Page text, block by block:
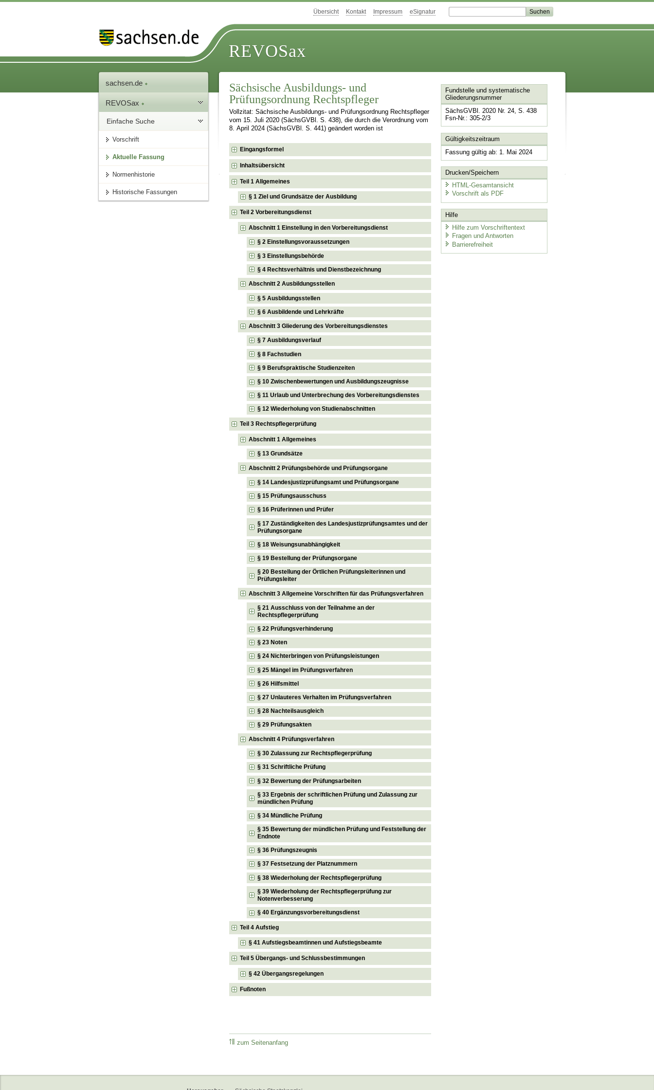
Übersicht Kontakt Impressum eSignatur
REVOSax
sachsen.de
REVOSax
Einfache Suche
Vorschrift
Aktuelle Fassung
Normenhistorie
Historische Fassungen
Sächsische Ausbildungs- und
Prüfungsordnung Rechtspfleger
Vollzitat: Sächsische Ausbildungs- und Prüfungsordnung Rechtspfleger
vom 15. Juli 2020 (SächsGVBl. S. 438), die durch die Verordnung vom
8. April 2024 (SächsGVBl. S. 441) geändert worden ist
Eingangsformel
Inhaltsübersicht
Teil 1 Allgemeines
§ 1 Ziel und Grundsätze der Ausbildung
Teil 2 Vorbereitungsdienst
Abschnitt 1 Einstellung in den Vorbereitungsdienst
§ 2 Einstellungsvoraussetzungen
§ 3 Einstellungsbehörde
§ 4 Rechtsverhältnis und Dienstbezeichnung
Abschnitt 2 Ausbildungsstellen
§ 5 Ausbildungsstellen
§ 6 Ausbildende und Lehrkräfte
Abschnitt 3 Gliederung des Vorbereitungsdienstes
§ 7 Ausbildungsverlauf
§ 8 Fachstudien
§ 9 Berufspraktische Studienzeiten
§ 10 Zwischenbewertungen und Ausbildungszeugnisse
§ 11 Urlaub und Unterbrechung des Vorbereitungsdienstes
§ 12 Wiederholung von Studienabschnitten
Teil 3 Rechtspflegerprüfung
Abschnitt 1 Allgemeines
§ 13 Grundsätze
Abschnitt 2 Prüfungsbehörde und Prüfungsorgane
§ 14 Landesjustizprüfungsamt und Prüfungsorgane
§ 15 Prüfungsausschuss
§ 16 Prüferinnen und Prüfer
§ 17 Zuständigkeiten des Landesjustizprüfungsamtes und der
Prüfungsorgane
§ 18 Weisungsunabhängigkeit
§ 19 Bestellung der Prüfungsorgane
§ 20 Bestellung der Örtlichen Prüfungsleiterinnen und
Prüfungsleiter
Abschnitt 3 Allgemeine Vorschriften für das Prüfungsverfahren
§ 21 Ausschluss von der Teilnahme an der
Rechtspflegerprüfung
§ 22 Prüfungsverhinderung
§ 23 Noten
§ 24 Nichterbringen von Prüfungsleistungen
§ 25 Mängel im Prüfungsverfahren
§ 26 Hilfsmittel
§ 27 Unlauteres Verhalten im Prüfungsverfahren
§ 28 Nachteilsausgleich
§ 29 Prüfungsakten
Abschnitt 4 Prüfungsverfahren
§ 30 Zulassung zur Rechtspflegerprüfung
§ 31 Schriftliche Prüfung
§ 32 Bewertung der Prüfungsarbeiten
§ 33 Ergebnis der schriftlichen Prüfung und Zulassung zur
mündlichen Prüfung
§ 34 Mündliche Prüfung
§ 35 Bewertung der mündlichen Prüfung und Feststellung der
Endnote
§ 36 Prüfungszeugnis
§ 37 Festsetzung der Platznummern
§ 38 Wiederholung der Rechtspflegerprüfung
§ 39 Wiederholung der Rechtspflegerprüfung zur
Notenverbesserung
§ 40 Ergänzungsvorbereitungsdienst
Teil 4 Aufstieg
§ 41 Aufstiegsbeamtinnen und Aufstiegsbeamte
Teil 5 Übergangs- und Schlussbestimmungen
§ 42 Übergangsregelungen
Fußnoten
zum Seitenanfang
Fundstelle und systematische
Gliederungsnummer
SächsGVBl. 2020 Nr. 24, S. 438
Fsn-Nr.: 305-2/3
Gültigkeitszeitraum
Fassung gültig ab: 1. Mai 2024
Drucken/Speichern
HTML-Gesamtansicht
Vorschrift als PDF
Hilfe
Hilfe zum Vorschriftentext
Fragen und Antworten
Barrierefreiheit